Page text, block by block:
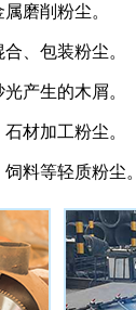
磨削粉尘。
、包装粉尘。
产生的木屑。
材加工粉尘。
料等轻质粉尘。